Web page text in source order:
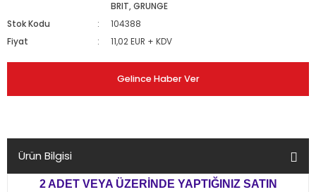
BRIT, GRUNGE
Stok Kodu
104388
Fiyat
11,02 EUR + KDV
Gelince Haber Ver
Ürün Bilgisi
2 ADET VEYA ÜZERİNDE YAPTIĞINIZ SATIN